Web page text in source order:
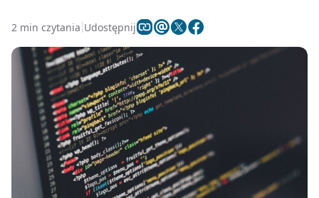
2 min czytania Udostępnij